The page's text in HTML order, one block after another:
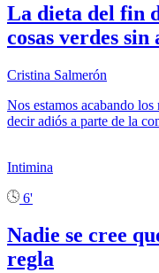
La dieta del fin
cosas verdes sin
Cristina Salmerón
Nos estamos acabando
decir adiós a parte de la
Intimina
6'
Nadie se cree
regla